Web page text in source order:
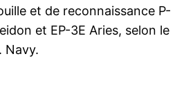
les
dans les rues non pas du
Burkina Faso théâtre d’un
coup d’État militaire survenu
ce lundi 24 janvier 2022. Le
In "Russie"
et de reconnaissance P-
et EP-3E Aries, selon le
Navy.